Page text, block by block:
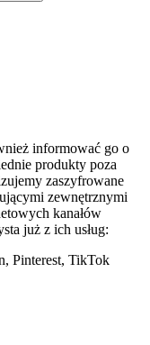
informować go o
produkty poza
zaszyfrowane
zewnętrznymi
kanałów
już z ich usług:
Pinterest, TikTok